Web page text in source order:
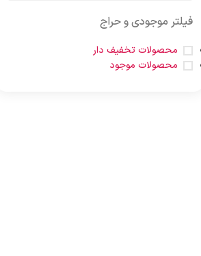
فیلتر موجودی و حراج
محصولات تخفیف دار
محصولات موجود